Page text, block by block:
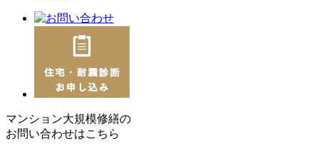
マンション大規模修繕の
お問い合わせはこちら